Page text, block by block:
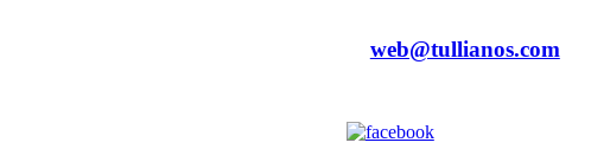
web@tullianos.com